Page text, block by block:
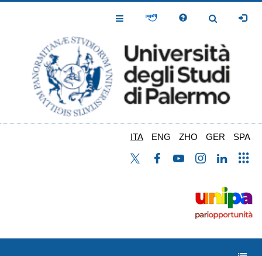
Toggle
Toggle
ITA ENG ZHO GER SPA